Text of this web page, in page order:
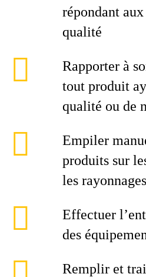
répondant
qualité
Rapporter à
tout produit
qualité ou de
Empiler
produits sur
les
Effectuer
des
Remplir et